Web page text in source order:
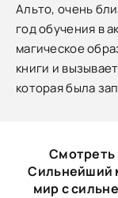
Альто, очень
год обучения в
магическое
книги и
которая была
Смотреть
Сильнейший
мир с